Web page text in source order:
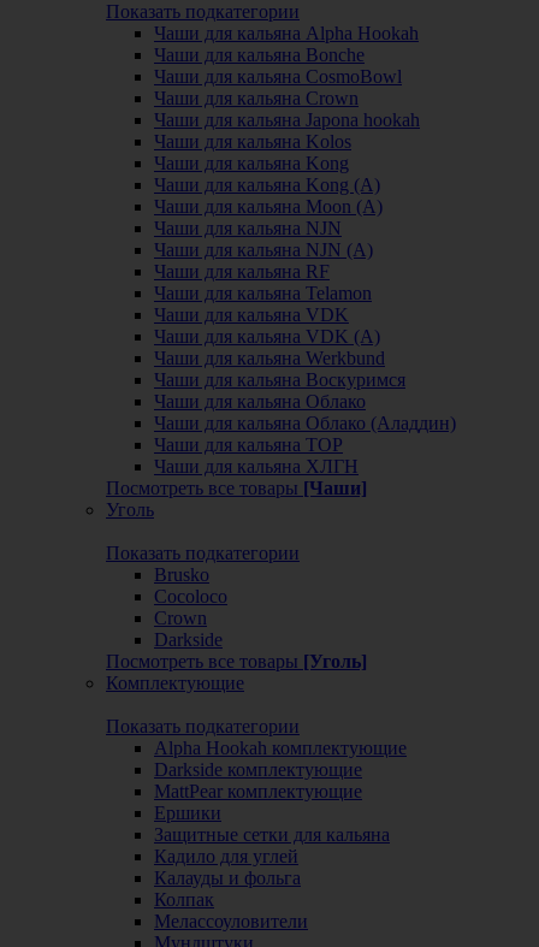
Показать подкатегории
Чаши для кальяна Alpha Hookah
Чаши для кальяна Bonche
Чаши для кальяна CosmoBowl
Чаши для кальяна Crown
Чаши для кальяна Japona hookah
Чаши для кальяна Kolos
Чаши для кальяна Kong
Чаши для кальяна Kong (A)
Чаши для кальяна Moon (А)
Чаши для кальяна NJN
Чаши для кальяна NJN (А)
Чаши для кальяна RF
Чаши для кальяна Telamon
Чаши для кальяна VDK
Чаши для кальяна VDK (А)
Чаши для кальяна Werkbund
Чаши для кальяна Воскуримся
Чаши для кальяна Облако
Чаши для кальяна Облако (Аладдин)
Чаши для кальяна ТОР
Чаши для кальяна ХЛГН
Посмотреть все товары [Чаши]
Уголь
Показать подкатегории
Brusko
Cocoloco
Crown
Darkside
Посмотреть все товары [Уголь]
Комплектующие
Показать подкатегории
Alpha Hookah комплектующие
Darkside комплектующие
MattPear комплектующие
Ершики
Защитные сетки для кальяна
Кадило для углей
Калауды и фольга
Колпак
Мелассоуловители
Мундштуки